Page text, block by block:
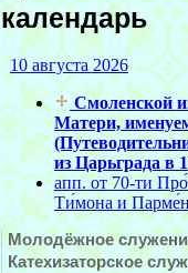
календарь
Молодёжное
Катехизаторское